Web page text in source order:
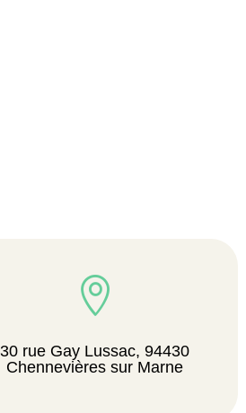

30 rue Gay Lussac, 94430
Chennevières sur Marne